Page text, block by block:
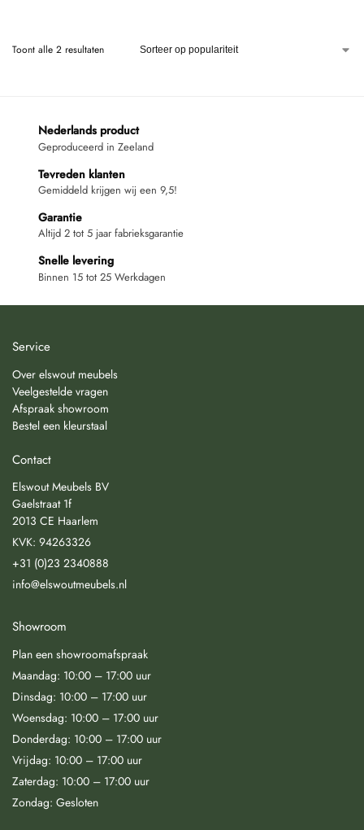
Toont alle 2 resultaten
Nederlands product
Geproduceerd in Zeeland
Tevreden klanten
Gemiddeld krijgen wij een 9,5!
Garantie
Altijd 2 tot 5 jaar fabrieksgarantie
Snelle levering
Binnen 15 tot 25 Werkdagen
Service
Over elswout meubels
Veelgestelde vragen
Afspraak showroom
Bestel een kleurstaal
Contact
Elswout Meubels BV
Gaelstraat 1f
2013 CE Haarlem
KVK: 94263326
+31 (0)23 2340888
info@elswoutmeubels.nl
Showroom
Plan een showroomafspraak
Maandag: 10:00 – 17:00 uur
Dinsdag: 10:00 – 17:00 uur
Woensdag: 10:00 – 17:00 uur
Donderdag: 10:00 – 17:00 uur
Vrijdag: 10:00 – 17:00 uur
Zaterdag: 10:00 – 17:00 uur
Zondag: Gesloten